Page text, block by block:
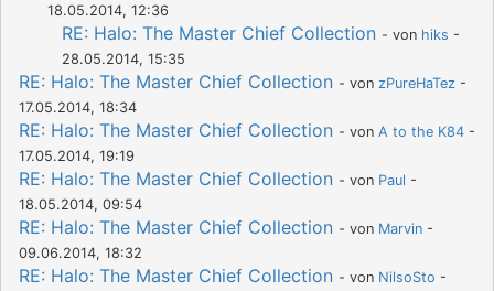
18.05.2014, 12:36
RE: Halo: The Master Chief Collection - von hiks -
28.05.2014, 15:35
RE: Halo: The Master Chief Collection - von zPureHaTez -
17.05.2014, 18:34
RE: Halo: The Master Chief Collection - von A to the K84 -
17.05.2014, 19:19
RE: Halo: The Master Chief Collection - von Paul -
18.05.2014, 09:54
RE: Halo: The Master Chief Collection - von Marvin -
09.06.2014, 18:32
RE: Halo: The Master Chief Collection - von NilsoSto -